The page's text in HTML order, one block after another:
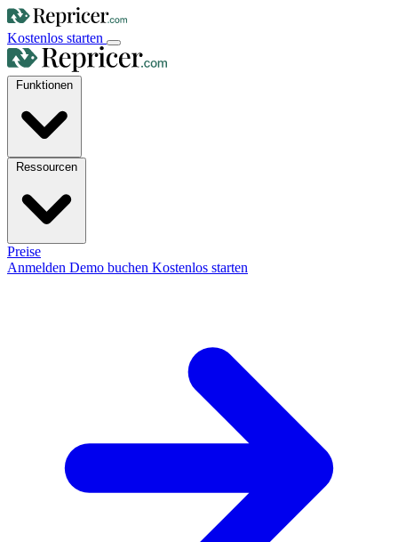
Kostenlos starten
Preise
Anmelden Demo buchen Kostenlos starten